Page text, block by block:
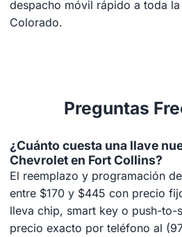
despacho móvil rápido a toda
Colorado.
Preguntas
¿Cuánto cuesta una llave
Chevrolet en Fort Collins?
El reemplazo y programación
entre $170 y $445 con precio
lleva chip, smart key o push-to-
precio exacto por teléfono al